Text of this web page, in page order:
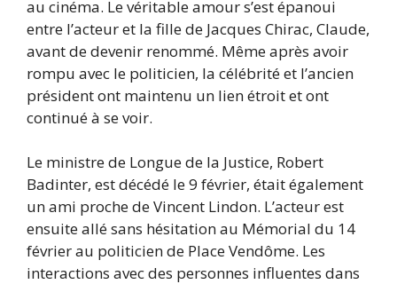
au cinéma. Le véritable amour s’est épanoui
entre l’acteur et la fille de Jacques Chirac, Claude,
avant de devenir renommé. Même après avoir
rompu avec le politicien, la célébrité et l’ancien
président ont maintenu un lien étroit et ont
continué à se voir.
Le ministre de Longue de la Justice, Robert
Badinter, est décédé le 9 février, était également
un ami proche de Vincent Lindon. L’acteur est
ensuite allé sans hésitation au Mémorial du 14
février au politicien de Place Vendôme. Les
interactions avec des personnes influentes dans